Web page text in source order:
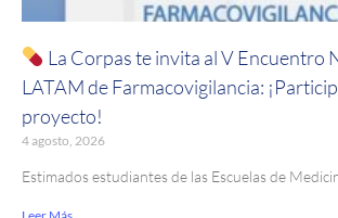
La Corpas te invita al V Encuentro
LATAM de Farmacovigilancia:
proyecto!
4 agosto, 2026
Estimados estudiantes de las Escuelas de